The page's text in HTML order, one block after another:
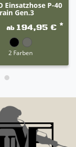
Einsatzhose P-40
Gen.3
ab 194,95 € *
2 Farben